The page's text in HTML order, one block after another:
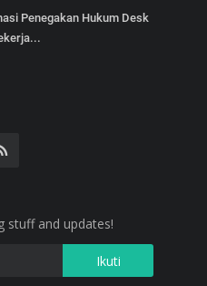
Penegakan Hukum Desk
stuff and updates!